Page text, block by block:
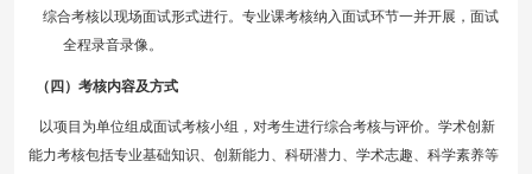
综合考核以现场面试形式进行。 专业课考核纳入面试环节一并开展，面试
全程录音录像。
（四）考核内容及方式
以项目为单位组成面试考核小组，对考生进行综合考核与评价。学术创新
能力考核包括专业基础知识、创新能力、科研潜力、学术志趣、科学素养等